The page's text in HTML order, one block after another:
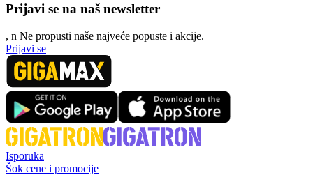
Prijavi se na naš newsletter
, n Ne propusti naše najveće popuste i akcije.
Prijavi se
Isporuka
Šok cene i promocije